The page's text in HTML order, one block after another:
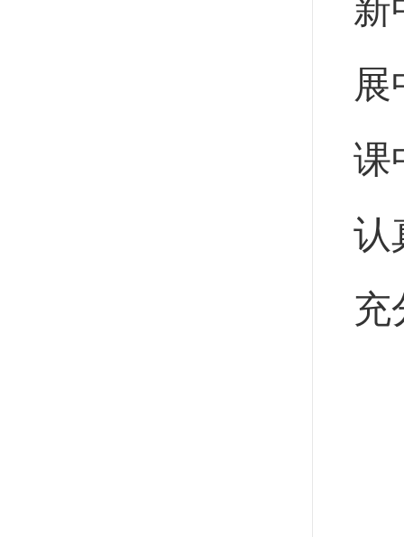
新
展
课
认
充